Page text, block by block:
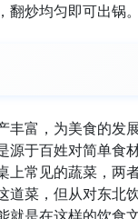
炒均匀即可出锅。
丰富，为美食的发
于百姓对简单食
上常见的蔬菜，
道菜，但从对东